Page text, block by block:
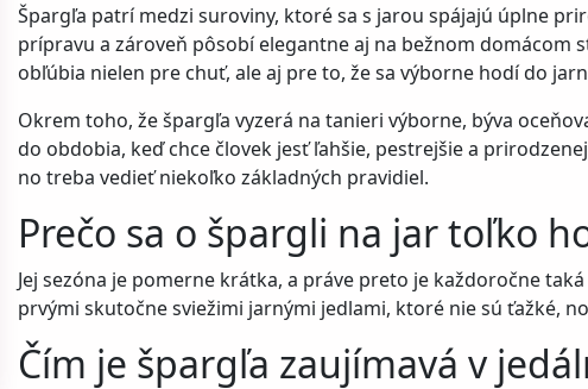
Špargľa patrí medzi suroviny, ktoré sa s jarou spájajú úplne
prípravu a zároveň pôsobí elegantne aj na bežnom domácom
obľúbia nielen pre chuť, ale aj pre to, že sa výborne hodí do
Okrem toho, že špargľa vyzerá na tanieri výborne, býva
do obdobia, keď chce človek jesť ľahšie, pestrejšie a
no treba vedieť niekoľko základných pravidiel.
Prečo sa o špargli na jar toľko
Jej sezóna je pomerne krátka, a práve preto je každoročne
prvými skutočne sviežimi jarnými jedlami, ktoré nie sú ťažké,
Čím je špargľa zaujímavá v